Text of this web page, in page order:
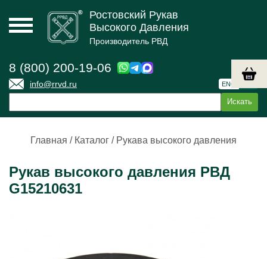
Ростовский Рукав
Высокого Давления
Производитель РВД
8 (800) 200-19-06
info@rrvd.ru ENG
Главная / Каталог / Рукава высокого давления
Рукав высокого давления РВД
G15210631